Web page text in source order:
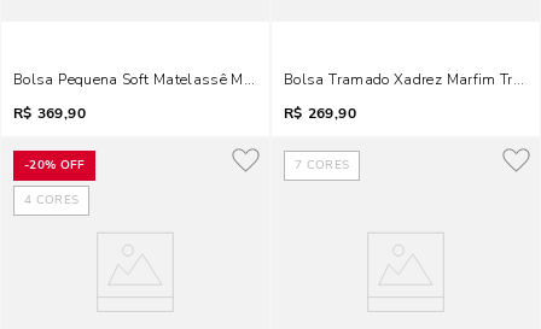
Bolsa Pequena Soft Matelassê Marfim Alça Corrente
R$ 369,90
Bolsa Tramado Xadrez Marfim
R$ 269,90
-20% OFF
4 CORES
7 CORES